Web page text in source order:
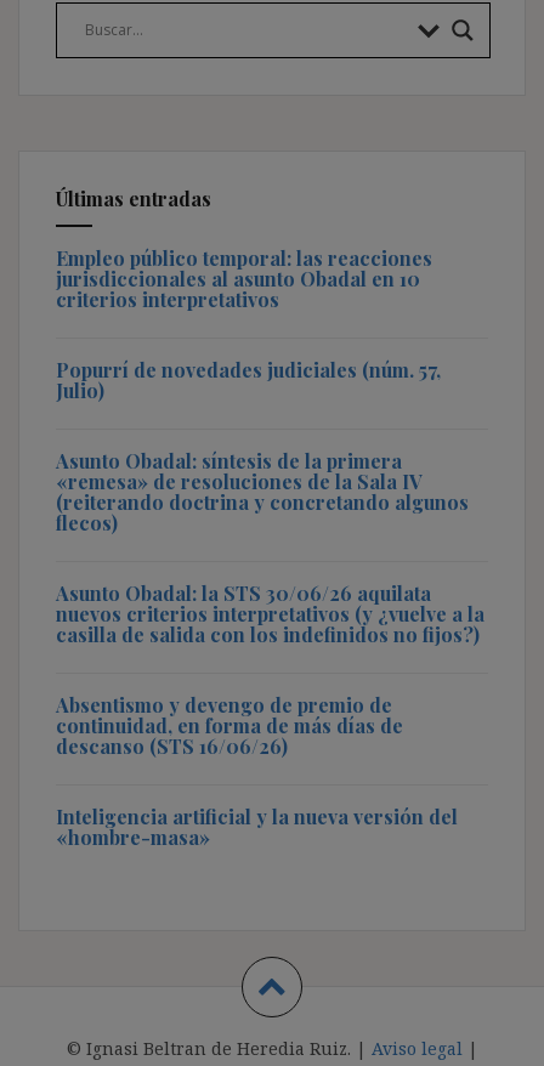
Últimas entradas
Empleo público temporal: las reacciones
jurisdiccionales al asunto Obadal en 10
criterios interpretativos
Popurrí de novedades judiciales (núm. 57,
Julio)
Asunto Obadal: síntesis de la primera
«remesa» de resoluciones de la Sala IV
(reiterando doctrina y concretando algunos
flecos)
Asunto Obadal: la STS 30/06/26 aquilata
nuevos criterios interpretativos (y ¿vuelve a la
casilla de salida con los indefinidos no fijos?)
Absentismo y devengo de premio de
continuidad, en forma de más días de
descanso (STS 16/06/26)
Inteligencia artificial y la nueva versión del
«hombre-masa»
© Ignasi Beltran de Heredia Ruiz. | Aviso legal |